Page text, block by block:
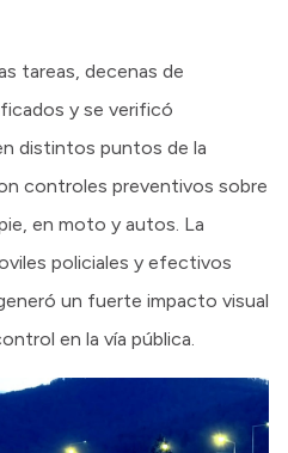
tareas, decenas de
y se verificó
distintos puntos de la
controles preventivos sobre
en moto y autos. La
policiales y efectivos
un fuerte impacto visual
en la vía pública.